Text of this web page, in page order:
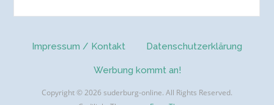
Impressum / Kontakt Datenschutzerklärung
Werbung kommt an!
Copyright © 2026 suderburg-online. All Rights Reserved.